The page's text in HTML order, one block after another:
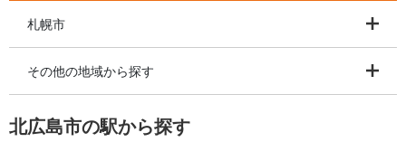
札幌市
その他の地域から探す
北広島市の駅から探す